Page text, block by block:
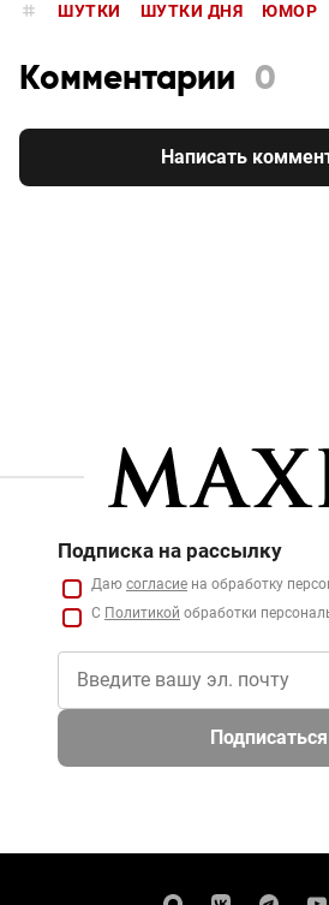
ШУТКИ ШУТКИ ДНЯ ЮМОР
Комментарии 0
Написать
Подписка на рассылку
Даю согласие на обработку
С Политикой обработки
Подписаться